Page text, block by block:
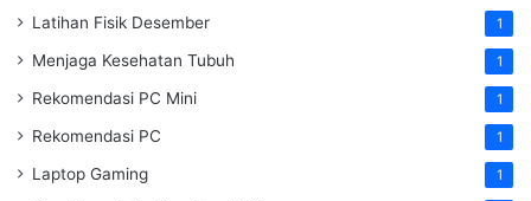
Latihan Fisik Desember 1
Menjaga Kesehatan Tubuh 1
Rekomendasi PC Mini 1
Rekomendasi PC 1
Laptop Gaming 1